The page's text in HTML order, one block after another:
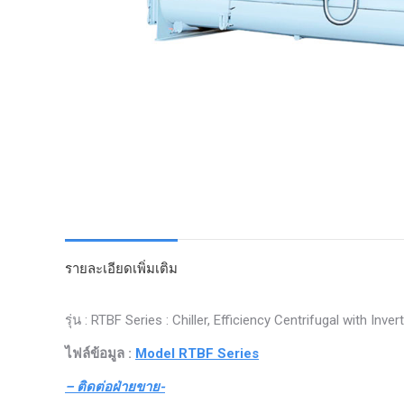
รายละเอียดเพิ่มเติม
รุ่น : RTBF Series : Chiller, Efficiency Centrifugal with
ไฟล์ข้อมูล : Model RTBF Series
– ติดต่อฝ่ายขาย-